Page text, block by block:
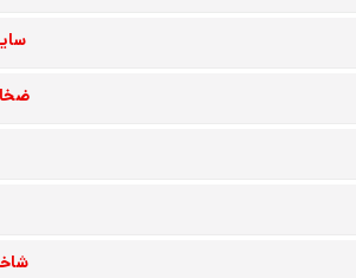
سایز 10
شاخه 6